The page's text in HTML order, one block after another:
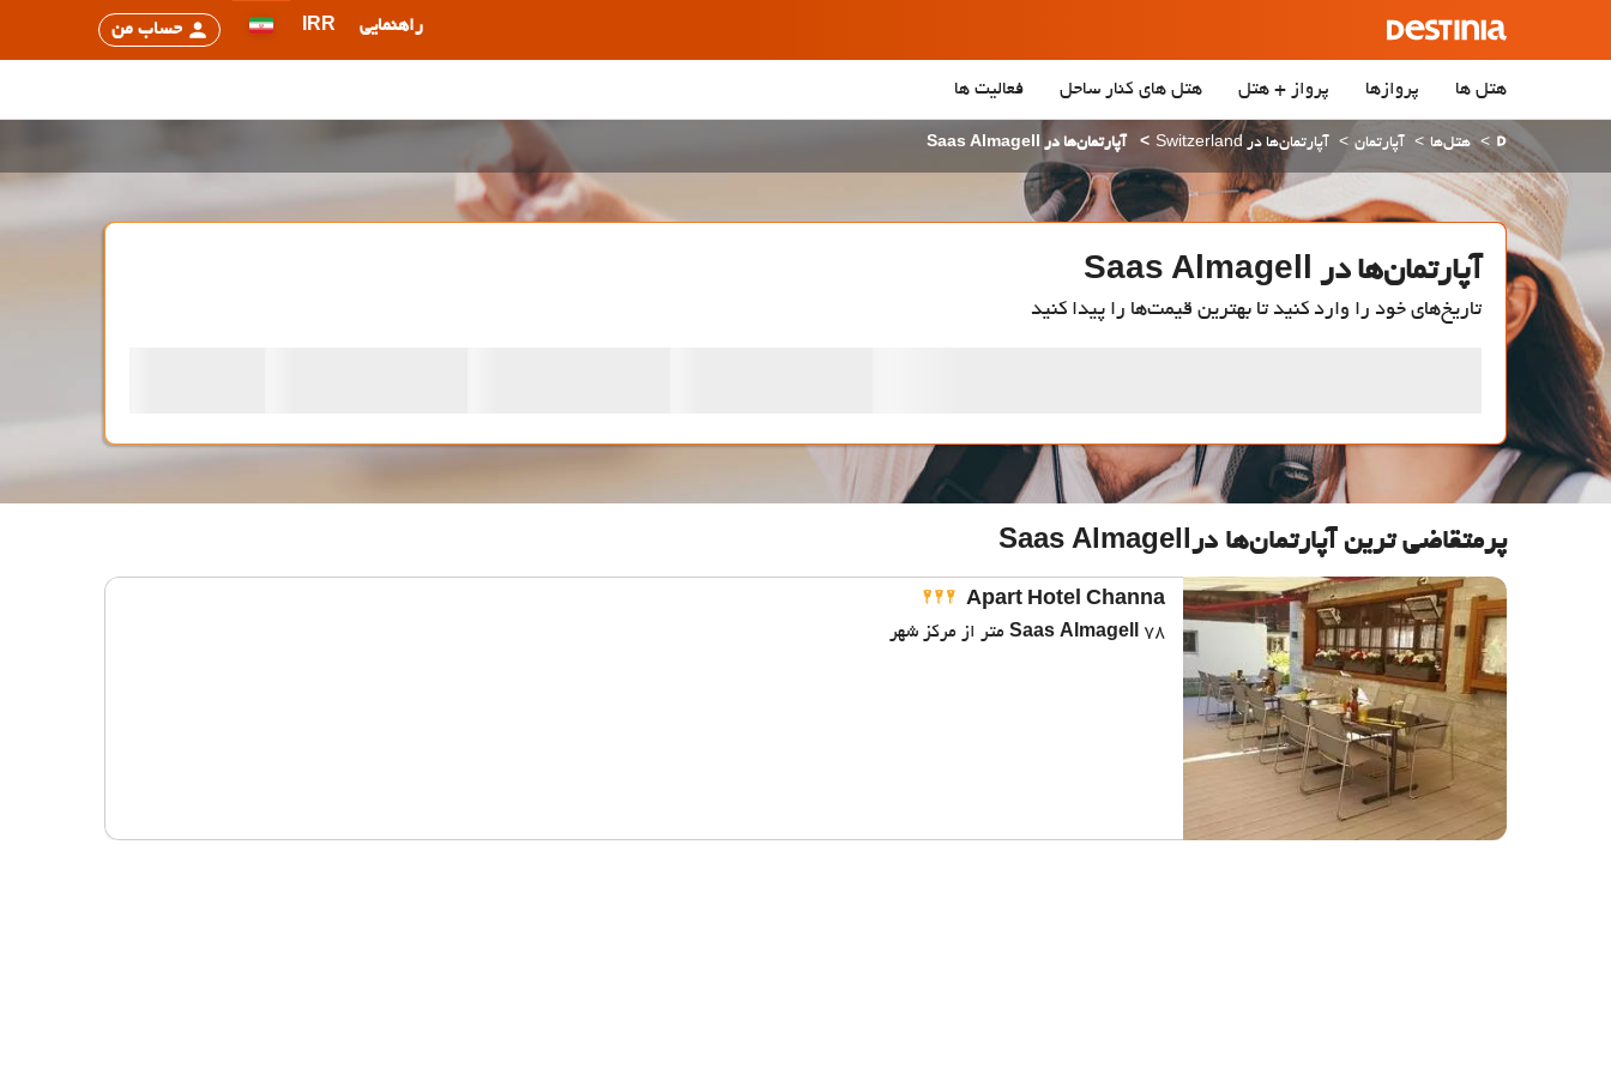
راهنمایی IRR حساب من
هتل ها پروازها پرواز + هتل هتل‌ های کنار ساحل فعالیت ها
هتل‌ها آپارتمان آپارتمان‌ها در Switzerland آپارتمان‌ها در Saas Almagell
آپارتمان‌ها در Saas Almagell
تاریخ‌های خود را وارد کنید تا بهترین قیمت‌ها را پیدا کنید
پرمتقاضی ترین آپارتمان‌‌ها درSaas Almagell
Apart Hotel Channa
Saas Almagell 78 متر از مرکز شهر